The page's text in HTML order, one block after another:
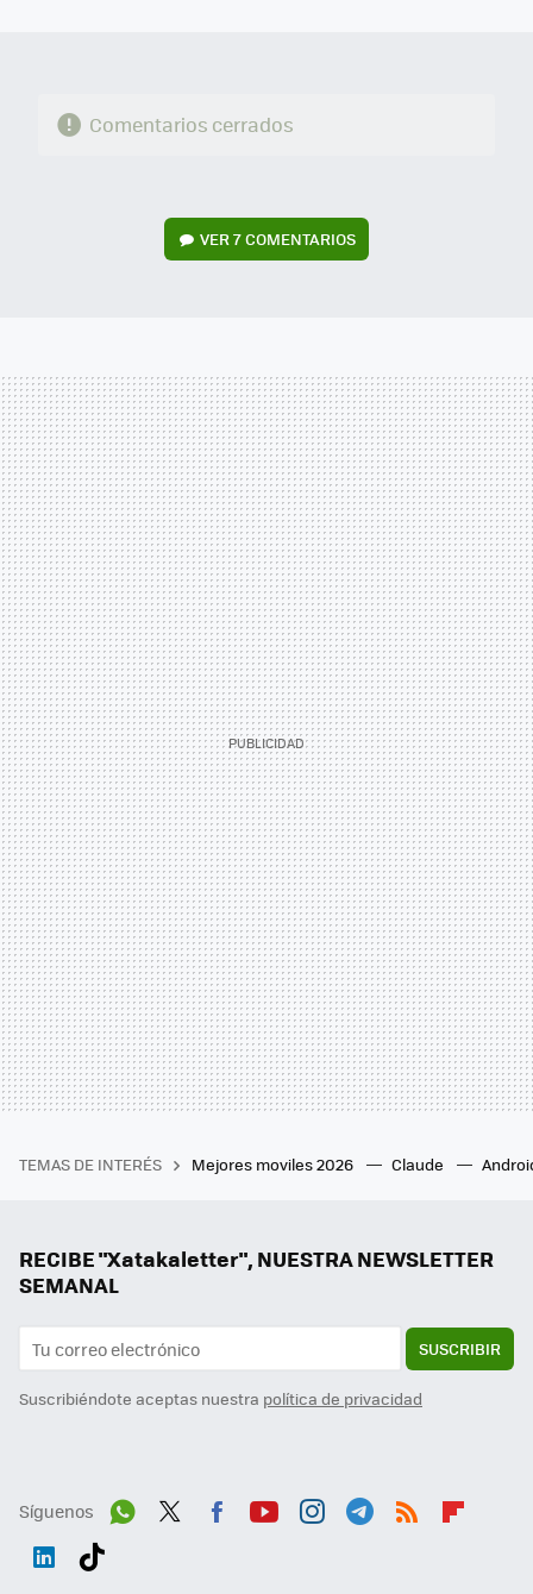
Comentarios cerrados
VER7 COMENTARIOS
TEMAS DE INTERÉS Mejores moviles 2026 Claude
RECIBE "Xatakaletter", NUESTRA NEWSLETTER
SEMANAL
SUSCRIBIR
Suscribiéndote aceptas nuestra política de privacidad
Síguenos